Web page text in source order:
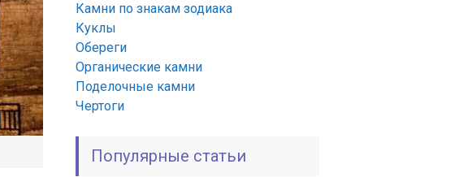
Камни по знакам зодиака
Куклы
Обереги
Органические камни
Поделочные камни
Чертоги
Популярные статьи